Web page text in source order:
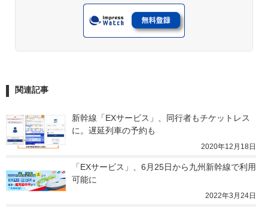
関連記事
新幹線「EXサービス」、同行者もチケットレス
に。遅延列車の予約も
2020年12月18日
「EXサービス」、6月25日から九州新幹線で利用
可能に
2022年3月24日